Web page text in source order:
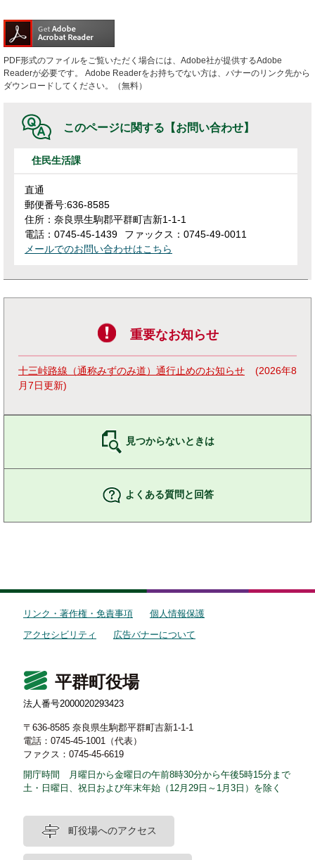
PDF形式のファイルをご覧いただく場合には、Adobe社が提供するAdobe
Readerが必要です。
Adobe Readerをお持ちでない方は、バナーのリンク先から
ダウンロードしてください。（無料）
このページに関する 【お問い合わせ】
住民生活課
直通
郵便番号:636-8585
住所：奈良県生駒郡平群町吉新1-1-1
電話：0745-45-1439
ファックス：0745-49-0011
メールでのお問い合わせはこちら
重要なお知らせ
十三峠路線（通称みずのみ道）通行止めのお知らせ
2026年8
月7日更新
見つからないときは
よくある質問と回答
リンク・著作権・免責事項
個人情報保護
アクセシビリティ
広告バナーについて
平群町役場
法人番号2000020293423
〒636-8585 奈良県生駒郡平群町吉新1-1-1
電話：0745-45-1001（代表）
ファクス：0745-45-6619
開庁時間 月曜日から金曜日の午前8時30分から午後5時15分まで
土・日曜日、祝日および年末年始（12月29日～1月3日）を除く
町役場へのアクセス